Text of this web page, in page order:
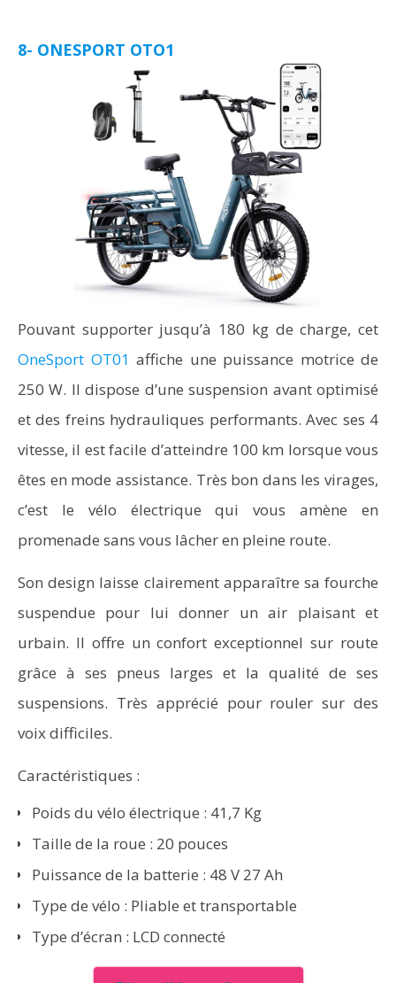
8- ONESPORT OTO1
Pouvant supporter jusqu’à 180 kg de charge, cet
OneSport OT01 affiche une puissance motrice de
250 W. Il dispose d’une suspension avant optimisé
et des freins hydrauliques performants. Avec ses 4
vitesse, il est facile d’atteindre 100 km lorsque vous
êtes en mode assistance. Très bon dans les virages,
c’est le vélo électrique qui vous amène en
promenade sans vous lâcher en pleine route.
Son design laisse clairement apparaître sa fourche
suspendue pour lui donner un air plaisant et
urbain. Il offre un confort exceptionnel sur route
grâce à ses pneus larges et la qualité de ses
suspensions. Très apprécié pour rouler sur des
voix difficiles.
Caractéristiques :
Poids du vélo électrique : 41,7 Kg
Taille de la roue : 20 pouces
Puissance de la batterie : 48 V 27 Ah
Type de vélo : Pliable et transportable
Type d’écran : LCD connecté